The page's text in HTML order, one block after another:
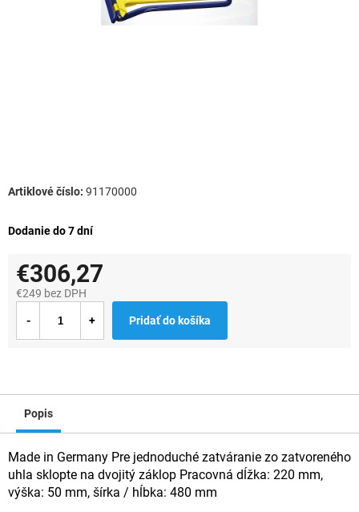
Dodanie do 7 dní
91170000
€306,27
€249 bez DPH
cena:
Pridať do košíka
Popis
Made in Germany Pre jednoduché zatváranie zo zatvoreného
uhla sklopte na dvojitý záklop Pracovná dĺžka: 220 mm,
výška: 50 mm, šírka / hĺbka: 480 mm